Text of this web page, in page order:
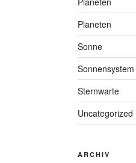
Planeten
Sonne
Sonnensystem
Sternwarte
Uncategorized
ARCHIV